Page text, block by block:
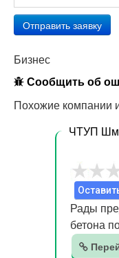
Отправить заявку
Бизнес
Сообщить об
Похожие компании
ЧТУП
Рады
бетона